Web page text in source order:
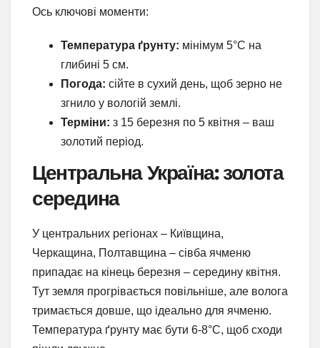
Ось ключові моменти:
Температура ґрунту: мінімум 5°C на
глибині 5 см.
Погода: сійте в сухий день, щоб зерно не
згнило у вологій землі.
Терміни: з 15 березня по 5 квітня – ваш
золотий період.
Центральна Україна: золота
середина
У центральних регіонах – Київщина,
Черкащина, Полтавщина – сівба ячменю
припадає на кінець березня – середину квітня.
Тут земля прогрівається повільніше, але волога
тримається довше, що ідеально для ячменю.
Температура ґрунту має бути 6-8°C, щоб сходи